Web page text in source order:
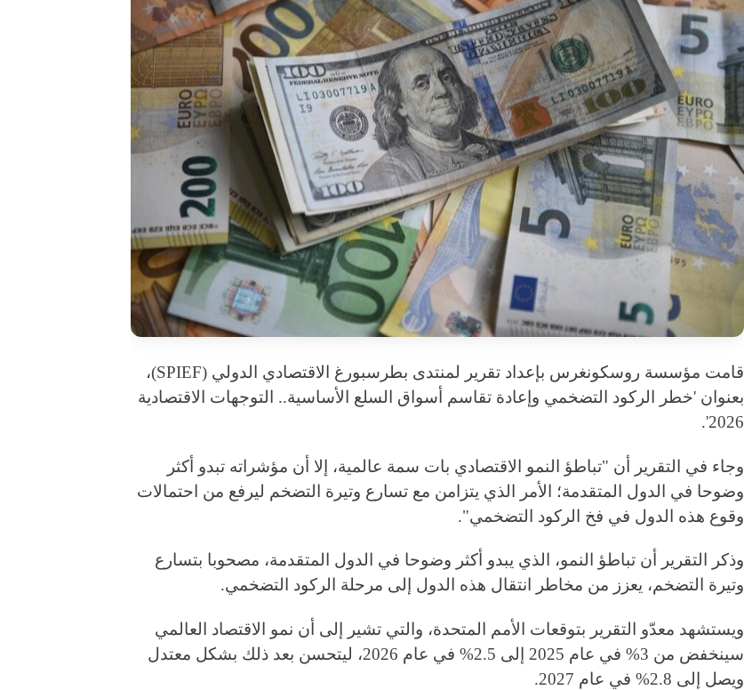
قامت مؤسسة روسكونغرس بإعداد تقرير لمنتدى بطرسبورغ الاقتصادي الدولي (SPIEF)،
بعنوان 'خطر الركود التضخمي وإعادة تقاسم أسواق السلع الأساسية.. التوجهات الاقتصادية
2026'.
وجاء في التقرير أن "تباطؤ النمو الاقتصادي بات سمة عالمية، إلا أن مؤشراته تبدو أكثر
وضوحا في الدول المتقدمة؛ الأمر الذي يتزامن مع تسارع وتيرة التضخم ليرفع من احتمالات
وقوع هذه الدول في فخ الركود التضخمي".
وذكر التقرير أن تباطؤ النمو، الذي يبدو أكثر وضوحا في الدول المتقدمة، مصحوبا بتسارع
وتيرة التضخم، يعزز من مخاطر انتقال هذه الدول إلى مرحلة الركود التضخمي.
ويستشهد معدّو التقرير بتوقعات الأمم المتحدة، والتي تشير إلى أن نمو الاقتصاد العالمي
سينخفض من 3% في عام 2025 إلى 2.5% في عام 2026، ليتحسن بعد ذلك بشكل معتدل
ويصل إلى 2.8% في عام 2027.